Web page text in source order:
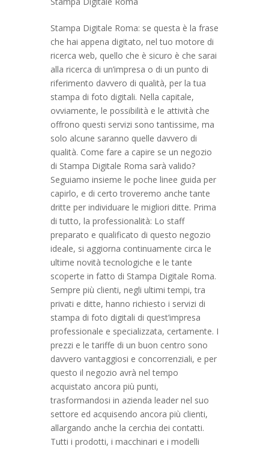
Stampa Digitale Roma: se questa è la frase
che hai appena digitato, nel tuo motore di
ricerca web, quello che è sicuro è che sarai
alla ricerca di un’impresa o di un punto di
riferimento davvero di qualità, per la tua
stampa di foto digitali. Nella capitale,
ovviamente, le possibilità e le attività che
offrono questi servizi sono tantissime, ma
solo alcune saranno quelle davvero di
qualità. Come fare a capire se un negozio
di Stampa Digitale Roma sarà valido?
Seguiamo insieme le poche linee guida per
capirlo, e di certo troveremo anche tante
dritte per individuare le migliori ditte. Prima
di tutto, la professionalità: Lo staff
preparato e qualificato di questo negozio
ideale, si aggiorna continuamente circa le
ultime novità tecnologiche e le tante
scoperte in fatto di Stampa Digitale Roma.
Sempre più clienti, negli ultimi tempi, tra
privati e ditte, hanno richiesto i servizi di
stampa di foto digitali di quest’impresa
professionale e specializzata, certamente. I
prezzi e le tariffe di un buon centro sono
davvero vantaggiosi e concorrenziali, e per
questo il negozio avrà nel tempo
acquistato ancora più punti,
trasformandosi in azienda leader nel suo
settore ed acquisendo ancora più clienti,
allargando anche la cerchia dei contatti.
Tutti i prodotti, i macchinari e i modelli